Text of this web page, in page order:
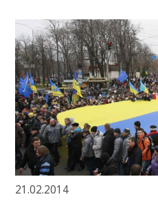
21.02.2014